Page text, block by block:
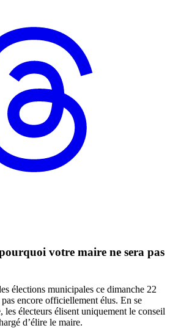
votre maire ne sera pas
élections municipales ce dimanche 22
encore officiellement élus. En se
les électeurs élisent uniquement le conseil
d’élire le maire.